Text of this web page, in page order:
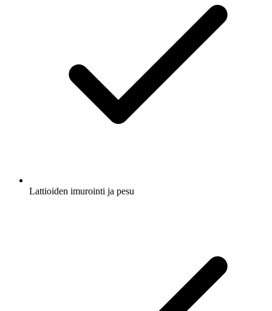
Lattioiden imurointi ja pesu